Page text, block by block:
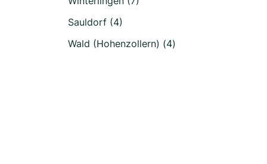
Sauldorf (4)
Wald (Hohenzollern) (4)